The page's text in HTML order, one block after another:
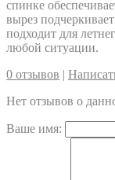
спинке
вырез
подходит для
любой ситуации.
0 отзывов |
Нет отзывов о
Ваше имя: